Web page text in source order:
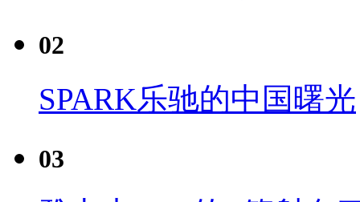
02
SPARK乐驰的中国曙光
03